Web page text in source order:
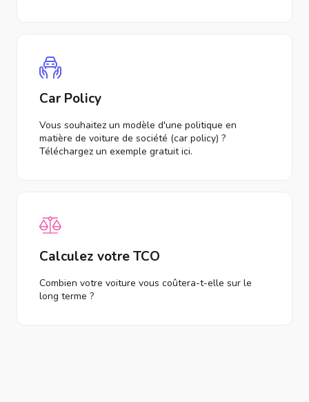
Car Policy
Vous souhaitez un modèle d'une politique en
matière de voiture de société (car policy) ?
Téléchargez un exemple gratuit ici.
Calculez votre TCO
Combien votre voiture vous coûtera-t-elle sur le
long terme ?